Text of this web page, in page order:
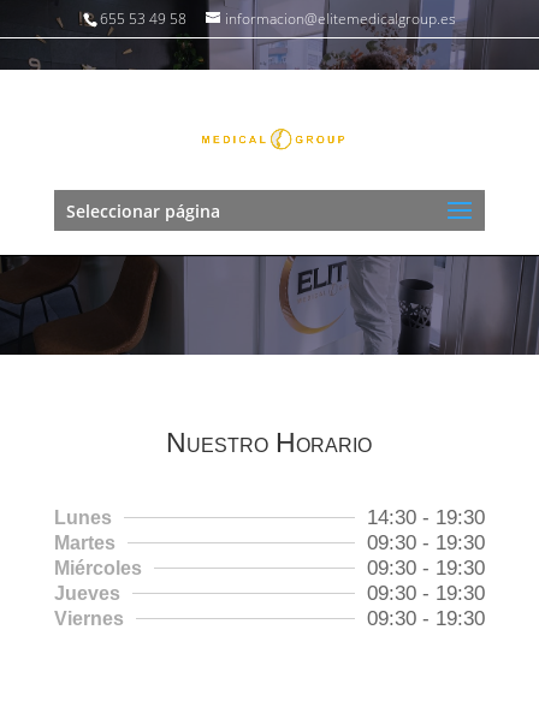
655 53 49 58 informacion@elitemedicalgroup.es
Seleccionar página
Contacta con nuestra
clínica de Medicina Estética
en Cantabria
Nuestro Horario
Lunes 14:30 - 19:30
Martes 09:30 - 19:30
Miércoles 09:30 - 19:30
Jueves 09:30 - 19:30
Viernes 09:30 - 19:30